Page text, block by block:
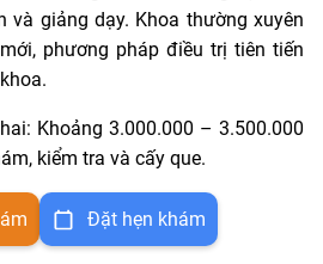
và giảng dạy. Khoa thường xuyên
phương pháp điều trị tiên tiến
Khoảng 3.000.000 – 3.500.000
kiểm tra và cấy que.
Đặt hẹn khám